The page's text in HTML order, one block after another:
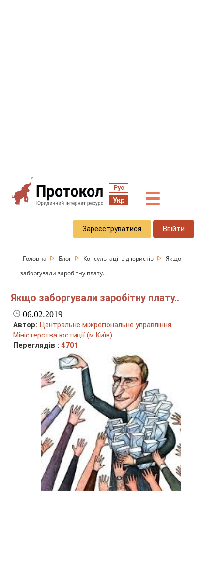
Рус
Укр ☰
Зареєструватися Ввійти
Головна Блог Консультації від юристів
Якщо
заборгували заробітну плату..
Якщо заборгували заробітну плату..
06.02.2019
Автор: Центральне міжрегіональне управління
Міністерства юстиції (м.Київ)
Переглядів :4701